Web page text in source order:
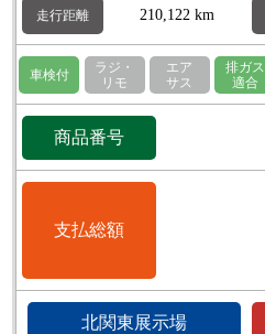
走行距離 210,122 km
車検付
ラジ・
リモ
エア
サス
排ガス
適合
商品番号
支払総額
北関東展示場